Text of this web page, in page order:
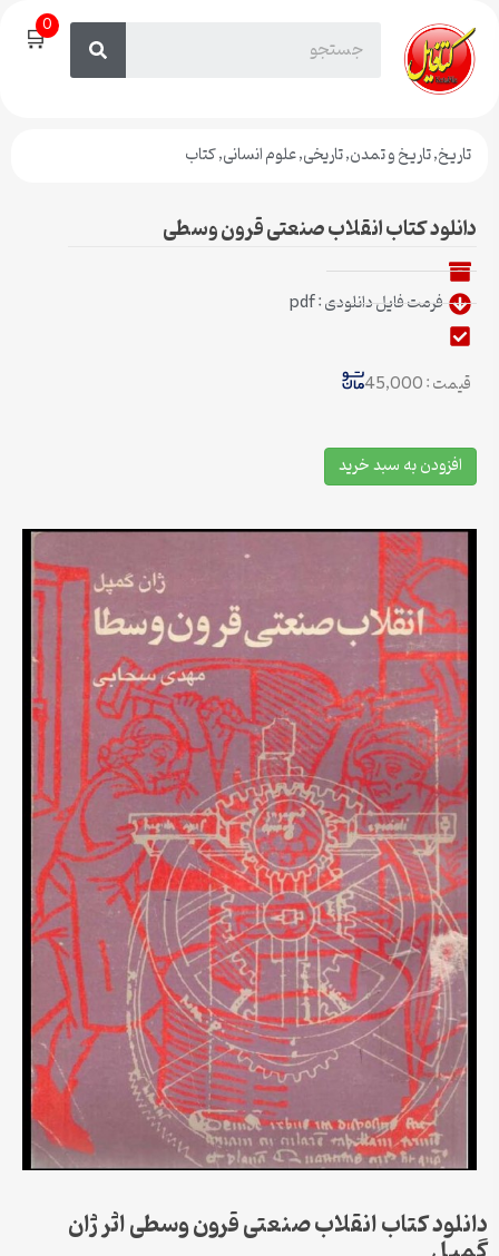
🛒0
تاریخ,تاریخ و تمدن,تاریخی,علوم انسانی,کتاب
دانلود کتاب انقلاب صنعتی قرون وسطی
فرمت فایل دانلودی : pdf
قیمت : 45,000
افزودن به سبد خرید
دانلود کتاب انقلاب صنعتی قرون وسطی اثر ژان